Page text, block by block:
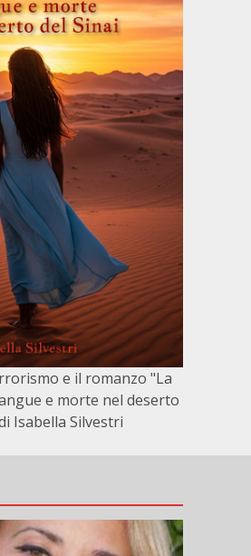
e il romanzo "La
e morte nel deserto
Isabella Silvestri